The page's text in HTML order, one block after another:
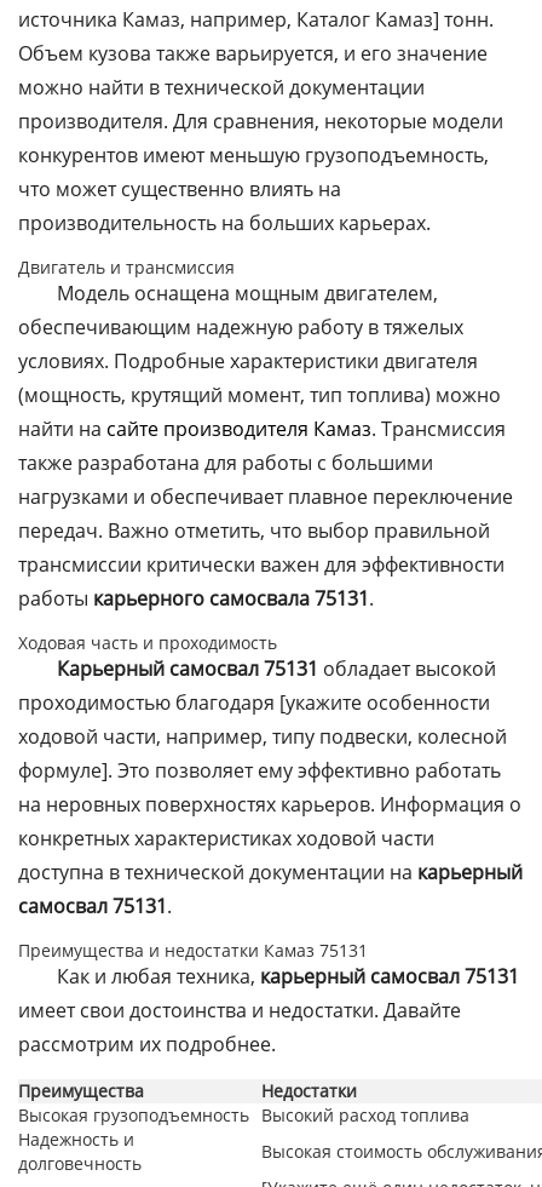
источника Камаз, например, Каталог Камаз] тонн.
Объем кузова также варьируется, и его значение
можно найти в технической документации
производителя. Для сравнения, некоторые модели
конкурентов имеют меньшую грузоподъемность,
что может существенно влиять на
производительность на больших карьерах.
Двигатель и трансмиссия
Модель оснащена мощным двигателем,
обеспечивающим надежную работу в тяжелых
условиях. Подробные характеристики двигателя
(мощность, крутящий момент, тип топлива) можно
найти на сайте производителя Камаз. Трансмиссия
также разработана для работы с большими
нагрузками и обеспечивает плавное переключение
передач. Важно отметить, что выбор правильной
трансмиссии критически важен для эффективности
работы карьерного самосвала 75131.
Ходовая часть и проходимость
Карьерный самосвал 75131 обладает высокой
проходимостью благодаря [укажите особенности
ходовой части, например, типу подвески, колесной
формуле]. Это позволяет ему эффективно работать
на неровных поверхностях карьеров. Информация о
конкретных характеристиках ходовой части
доступна в технической документации на карьерный
самосвал 75131.
Преимущества и недостатки Камаз 75131
Как и любая техника, карьерный самосвал 75131
имеет свои достоинства и недостатки. Давайте
рассмотрим их подробнее.
Преимущества
Недостатки
Высокая грузоподъемность Высокий расход топлива
Надежность и
долговечность
Высокая стоимость